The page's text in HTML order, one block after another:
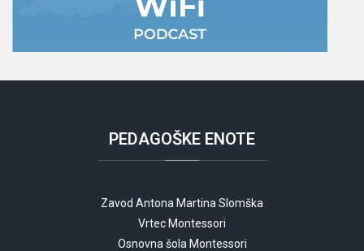
PEDAGOŠKE ENOTE
Zavod Antona Martina Slomška
Vrtec Montessori
Osnovna šola Montessori